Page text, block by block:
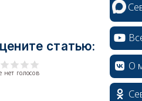
статью:
нет голосов
О